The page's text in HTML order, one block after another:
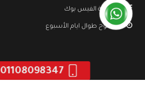
صفحة الفيس بوك
مفتوح طوال ايام الأسبوع
01108098347